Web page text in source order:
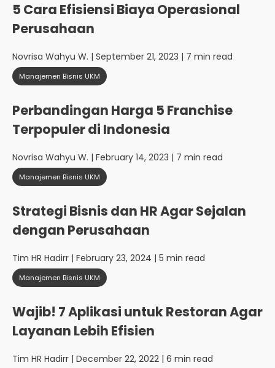
5 Cara Efisiensi Biaya Operasional
Perusahaan
Novrisa Wahyu W. | September 21, 2023 | 7 min read
Manajemen Bisnis UKM
Perbandingan Harga 5 Franchise
Terpopuler di Indonesia
Novrisa Wahyu W. | February 14, 2023 | 7 min read
Manajemen Bisnis UKM
Strategi Bisnis dan HR Agar Sejalan
dengan Perusahaan
Tim HR Hadirr | February 23, 2024 | 5 min read
Manajemen Bisnis UKM
Wajib! 7 Aplikasi untuk Restoran Agar
Layanan Lebih Efisien
Tim HR Hadirr | December 22, 2022 | 6 min read